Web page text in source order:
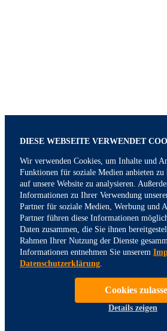
DIESE WEBSEITE VERWENDET
Wir verwenden Cookies, um Inhalte und
Funktionen für soziale Medien anbieten
auf unsere Website zu analysieren.
Informationen zu Ihrer Verwendung
Partner für soziale Medien, Werbung und
Partner führen diese Informationen
Daten zusammen, die Sie ihnen
Rahmen Ihrer Nutzung der Dienste
Informationen entnehmen Sie unserem
Datenschutzerklärung.
Cookies
Details zeigen